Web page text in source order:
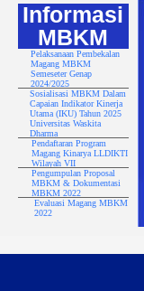
Informasi
MBKM
Pelaksanaan Pembekalan
Magang MBKM
Semeseter Genap
2024/2025
Sosialisasi MBKM Dalam
Capaian Indikator Kinerja
Utama (IKU) Tahun 2025
Universitas Waskita
Dharma
Pendaftaran Program
Magang Kinarya LLDIKTI
Wilayah VII
Pengumpulan Proposal
MBKM & Dokumentasi
MBKM 2022
Evaluasi Magang MBKM
2022